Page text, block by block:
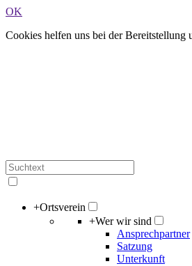
OK
Cookies helfen uns bei der Bereitstellung
+Ortsverein
+Wer wir sind
Ansprechpartner
Satzung
Unterkunft